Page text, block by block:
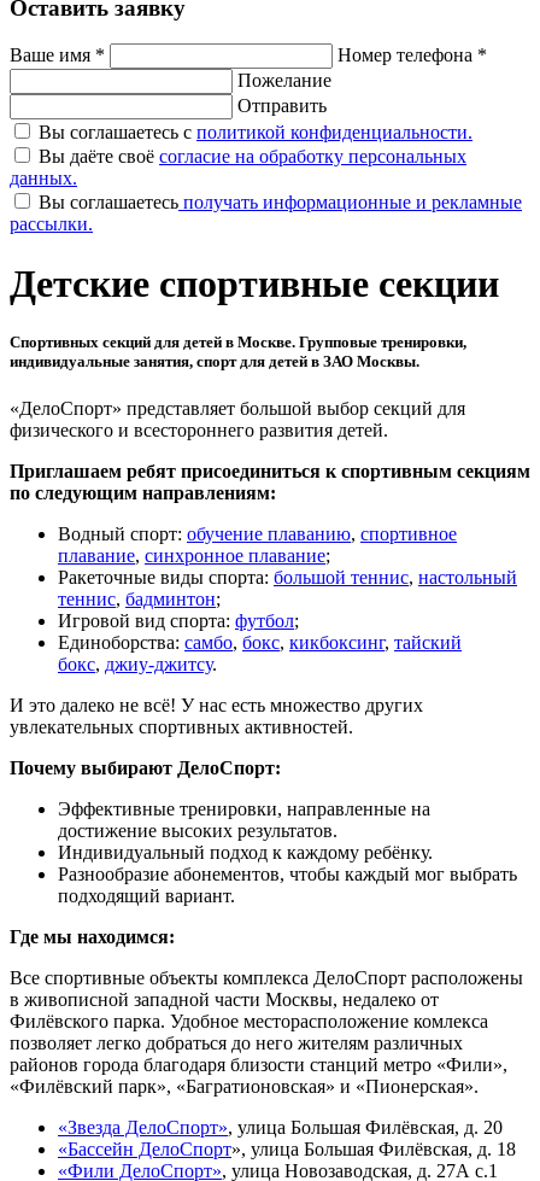
Оставить заявку
Ваше имя * Номер телефона *
Пожелание
Отправить
Вы соглашаетесь с политикой конфиденциальности.
Вы даёте своё согласие на обработку персональных
данных.
Вы соглашаетесь получать информационные и рекламные
рассылки.
Детские спортивные секции
Спортивных секций для детей в Москве. Групповые тренировки,
индивидуальные занятия, спорт для детей в ЗАО Москвы.
«ДелоСпорт» представляет большой выбор секций для
физического и всестороннего развития детей.
Приглашаем ребят присоединиться к спортивным секциям
по следующим направлениям:
Водный спорт: обучение плаванию, спортивное
плавание, синхронное плавание;
Ракеточные виды спорта: большой теннис, настольный
теннис, бадминтон;
Игровой вид спорта: футбол;
Единоборства: самбо, бокс, кикбоксинг, тайский
бокс, джиу-джитсу.
И это далеко не всё! У нас есть множество других
увлекательных спортивных активностей.
Почему выбирают ДелоСпорт:
Эффективные тренировки, направленные на
достижение высоких результатов.
Индивидуальный подход к каждому ребёнку.
Разнообразие абонементов, чтобы каждый мог выбрать
подходящий вариант.
Где мы находимся:
Все спортивные объекты комплекса ДелоСпорт расположены
в живописной западной части Москвы, недалеко от
Филёвского парка. Удобное месторасположение комлекса
позволяет легко добраться до него жителям различных
районов города благодаря близости станций метро «Фили»,
«Филёвский парк», «Багратионовская» и «Пионерская».
«Звезда ДелоСпорт», улица Большая Филёвская, д. 20
«Бассейн ДелоСпорт», улица Большая Филёвская, д. 18
«Фили ДелоСпорт», улица Новозаводская, д. 27А с.1